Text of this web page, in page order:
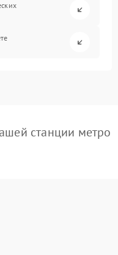
станции метро